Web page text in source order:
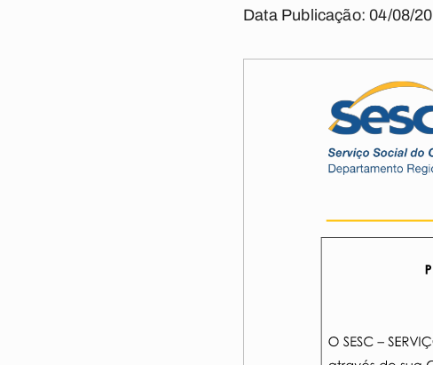
Data Publicação: 04/08/